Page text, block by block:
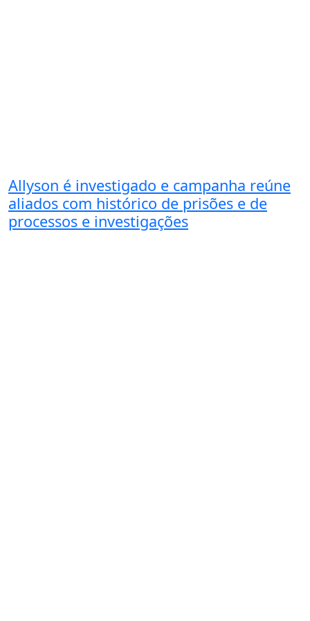
Allyson é investigado e campanha reúne
aliados com histórico de prisões e de
processos e investigações